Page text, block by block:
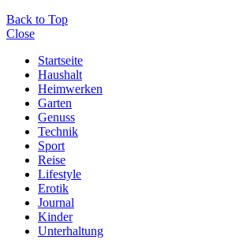
Back to Top
Close
Startseite
Haushalt
Heimwerken
Garten
Genuss
Technik
Sport
Reise
Lifestyle
Erotik
Journal
Kinder
Unterhaltung